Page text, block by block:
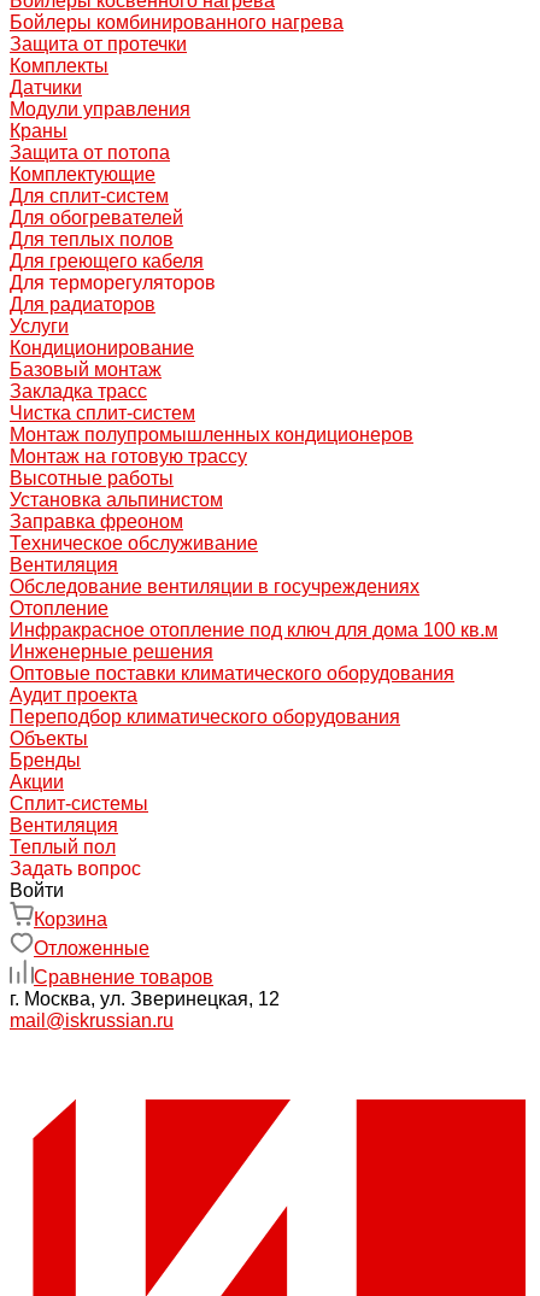
Бойлеры комбинированного нагрева
Защита от протечки
Комплекты
Датчики
Модули управления
Краны
Защита от потопа
Комплектующие
Для сплит-систем
Для обогревателей
Для теплых полов
Для греющего кабеля
Для терморегуляторов
Для радиаторов
Услуги
Кондиционирование
Базовый монтаж
Закладка трасс
Чистка сплит-систем
Монтаж полупромышленных кондиционеров
Монтаж на готовую трассу
Высотные работы
Установка альпинистом
Заправка фреоном
Техническое обслуживание
Вентиляция
Обследование вентиляции в госучреждениях
Отопление
Инфракрасное отопление под ключ для дома 100 кв.м
Инженерные решения
Оптовые поставки климатического оборудования
Аудит проекта
Переподбор климатического оборудования
Объекты
Бренды
Акции
Сплит-системы
Вентиляция
Теплый пол
Задать вопрос
Войти
Корзина
Отложенные
Сравнение товаров
г. Москва, ул. Зверинецкая, 12
mail@iskrussian.ru